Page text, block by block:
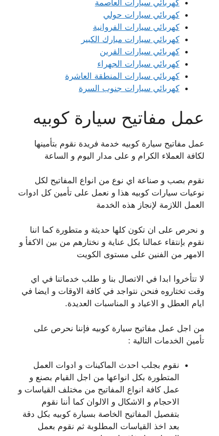
كهربائي سيارات العاصمة
كهربائي سيارات حولي
كهربائي سيارات الفروانية
كهربائي سيارات مبارك الكبير
كهربائي سيارات القرين
كهربائي سيارات الجهراء
كهربائي سيارات المنطقة العاشرة
كهربائي سيارات جنوب السرة
عمل مفاتيح سيارة كوبيه
عمل مفاتيح سيارة كوبيه خدمة فريدة نقوم بتأمينها
لكافة العملاء الكرام و على مدار اليوم و الساعة
نقوم بصب و صناعة اي نوع من انواع المفاتيح لكل
نوعيات سيارات كوبيه هذا و نعمل على تأمين كل ادوات
العمل اللازمة لإنجاز هذه الخدمة
و نحرص على ان تكون كلها حديثة و متطورة كما اننا
نقوم بإنتقاء عمالنا بكل عناية و نختارهم من بين الاكفأ و
الامهر من الفنين على مستوى الكويت
لا تتأخروا ابدا في الاتصال بنا و طلب خدماتنا في اي
وقت تختاروه فنحن نتواجد في كافة الاوقات و ايضا في
ايام العطل و الاعياد و المناسبات العديدة.
من اجل عمل مفاتيح سيارة كوبيه فإننا نحرص على
تأمين الخدمات التالية :
نقوم بجلب احدث الماكينات و ادوات العمل
المتطورة بكل انواعها من اجل القيام بصنع و
عمل كافة انواع المفاتيح من مختلف القياسات و
الاحجام و الاشكال و الالوان كما أننا نقوم
بتفصيل المفاتيح الخاصة بسيارة كوبيه بكل دقة
بعد اخذ القياسات المطلوبة ثم نقوم بعمل